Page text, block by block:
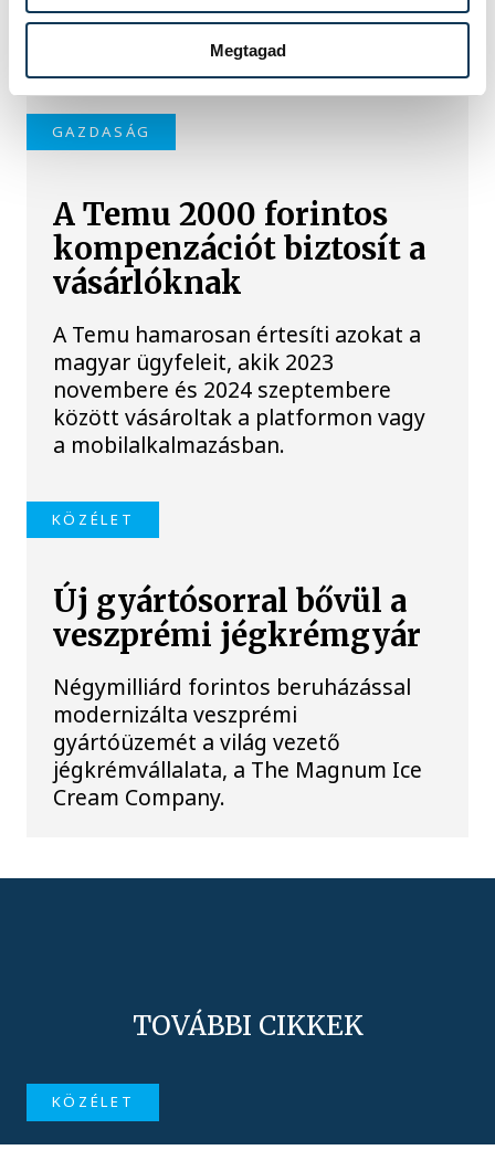
Megtagad
miatt az idei esztendő forgalma
GAZDASÁG
A Temu 2000 forintos
kompenzációt biztosít a
vásárlóknak
A Temu hamarosan értesíti azokat a
magyar ügyfeleit, akik 2023
novembere és 2024 szeptembere
között vásároltak a platformon vagy
a mobilalkalmazásban.
KÖZÉLET
Új gyártósorral bővül a
veszprémi jégkrémgyár
Négymilliárd forintos beruházással
modernizálta veszprémi
gyártóüzemét a világ vezető
jégkrémvállalata, a The Magnum Ice
Cream Company.
TOVÁBBI CIKKEK
KÖZÉLET